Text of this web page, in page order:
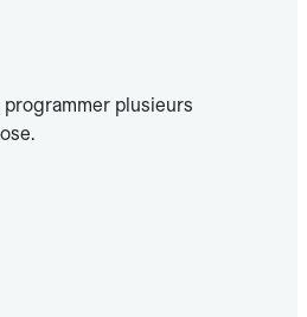
plusieurs